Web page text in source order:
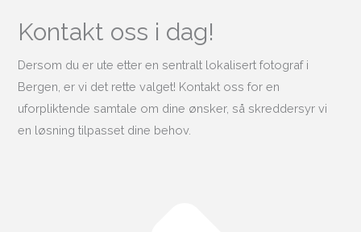
Kontakt oss i dag!
Dersom du er ute etter en sentralt lokalisert fotograf i
Bergen, er vi det rette valget! Kontakt oss for en
uforpliktende samtale om dine ønsker, så skreddersyr vi
en løsning tilpasset dine behov.